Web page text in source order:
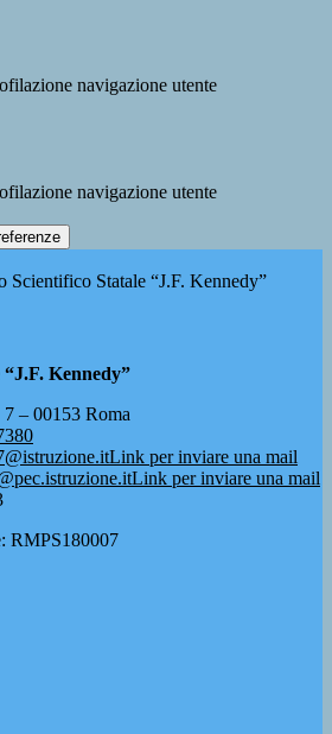
navigazione utente
navigazione utente
Scientifico Statale “J.F. Kennedy”
Kennedy”
– 00153 Roma
Link per inviare una mail
Link per inviare una mail
RMPS180007